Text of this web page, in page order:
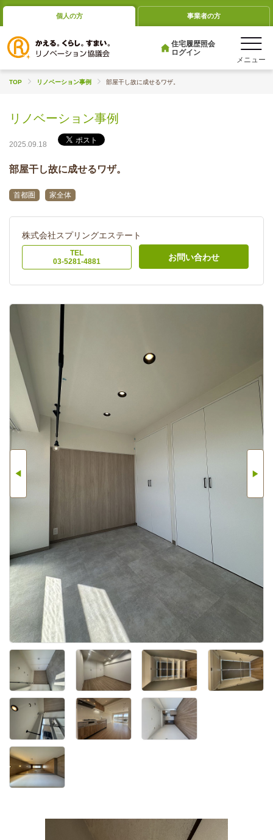
個人の方 事業者の方
住宅履歴照会
ログイン
TOP リノベーション事例 部屋干し故に成せるワザ。
リノベーション事例
2025.09.18
部屋干し故に成せるワザ。
首都圏 家全体
株式会社スプリングエステート
TEL
03-5281-4881
お問い合わせ